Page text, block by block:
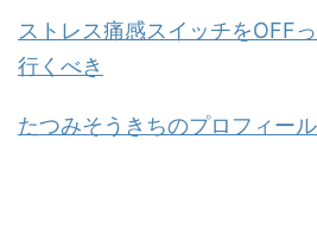
ストレス痛感スイッチをOFF
行くべき
たつみそうきちのプロフィール